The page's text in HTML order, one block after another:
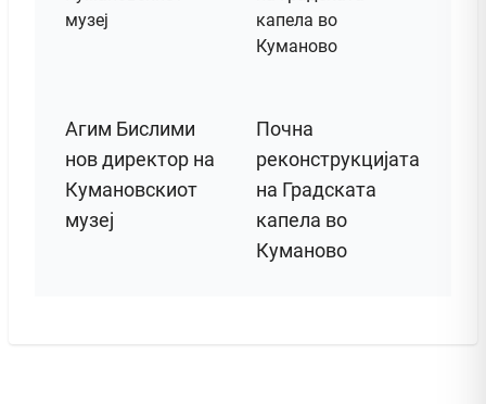
Агим Бислими
нов директор на
Кумановскиот
музеј
Почна
реконструкцијата
на Градската
капела во
Куманово